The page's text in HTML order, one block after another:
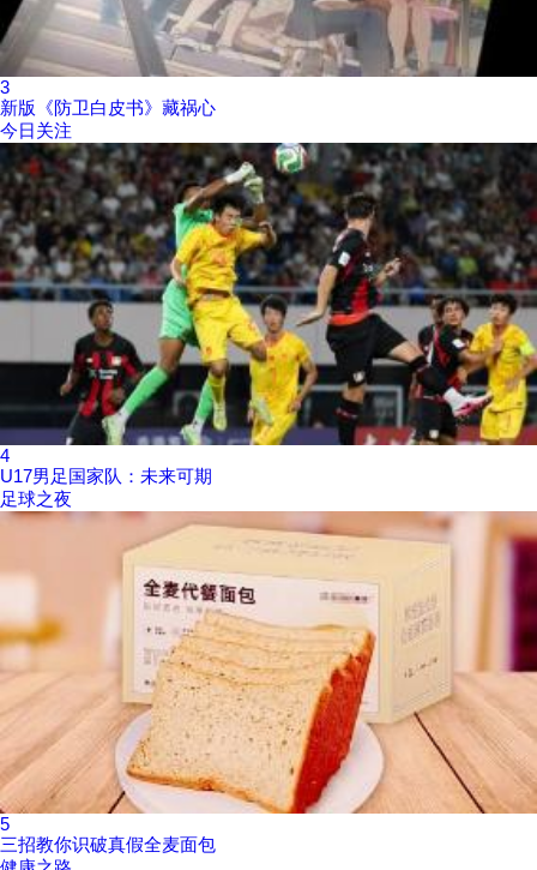
3
新版《防卫白皮书》藏祸心
今日关注
4
U17男足国家队：未来可期
足球之夜
5
三招教你识破真假全麦面包